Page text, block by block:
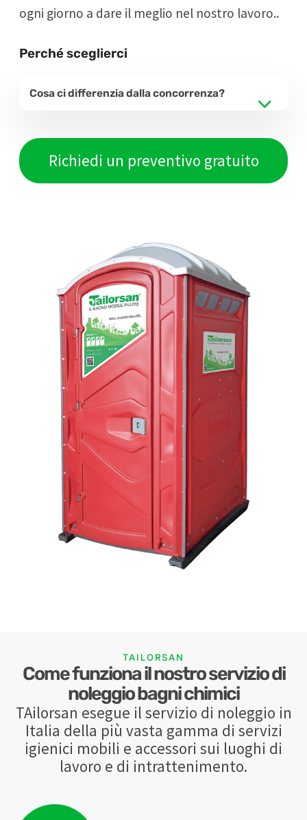
ogni giorno a dare il meglio nel nostro lavoro..
Perché sceglierci
Cosa ci differenzia dalla concorrenza?
Richiedi un preventivo gratuito
TAILORSAN
Come funziona il nostro servizio di
noleggio bagni chimici
TAilorsan esegue il servizio di noleggio in
Italia della più vasta gamma di servizi
igienici mobili e accessori sui luoghi di
lavoro e di intrattenimento.